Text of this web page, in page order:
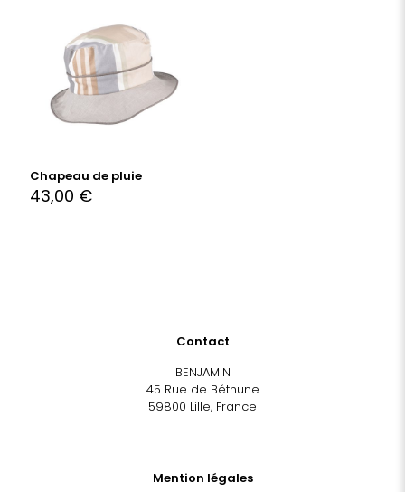
Chapeau de pluie
43,00 €
Contact
BENJAMIN
45 Rue de Béthune
59800 Lille, France
Mention légales